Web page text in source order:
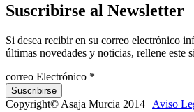
Suscribirse al Newsletter
Si desea recibir en su correo electrónico
últimas novedades y noticias, rellene este
correo Electrónico *
Copyright© Asaja Murcia 2014 | Aviso